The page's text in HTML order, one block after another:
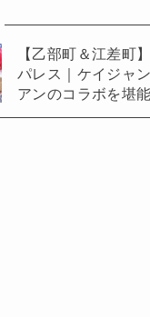
【乙部町＆江差町
パレス｜ケイジャ
アンのコラボを堪能